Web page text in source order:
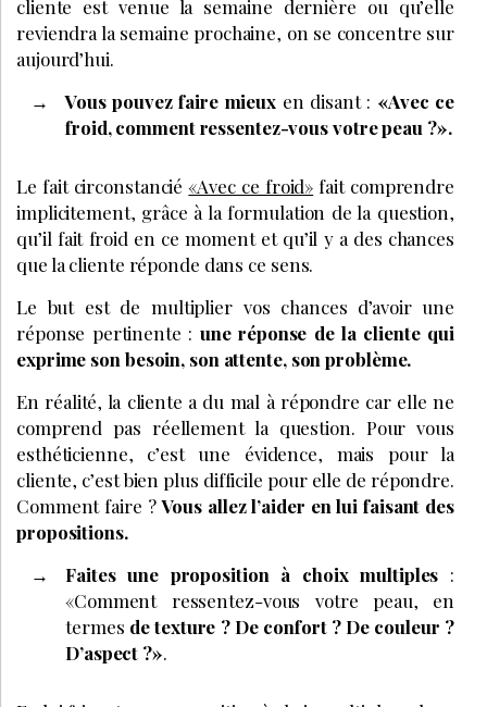
cliente est venue la semaine dernière ou qu’elle
reviendra la semaine prochaine, on se concentre sur
aujourd’hui.
Vous pouvez faire mieux en disant : «Avec ce
froid, comment ressentez-vous votre peau ?».
Le fait circonstancié«Avec ce froid» fait comprendre
implicitement, grâce à la formulation de la question,
qu’il fait froid en ce moment et qu’il y a des chances
que la cliente réponde dans ce sens.
Le but est de multiplier vos chances d’avoir une
réponse pertinente : une réponse de la cliente qui
exprime son besoin, son attente, son problème.
En réalité, la cliente a du mal à répondre car elle ne
comprend pas réellement la question. Pour vous
esthéticienne, c’est une évidence, mais pour la
cliente, c’est bien plus difficile pour elle de répondre.
Comment faire ?Vous allez l’aider en lui faisant des
propositions.
Faites une proposition à choix multiples :
«Comment ressentez-vous votre peau, en
termes de texture ? De confort ? De couleur ?
D’aspect ?».